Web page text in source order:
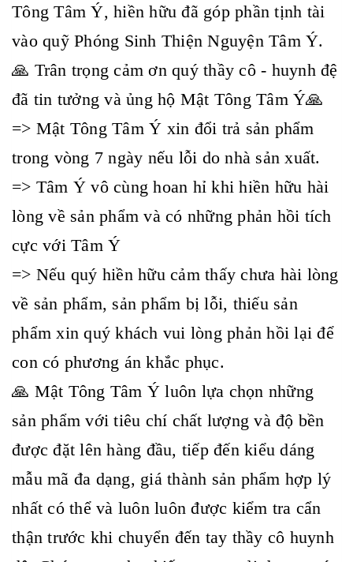
Tông Tâm Ý, hiền hữu đã góp phần tịnh tài
vào quỹ Phóng Sinh Thiện Nguyện Tâm Ý.
🙏 Trân trọng cảm ơn quý thầy cô - huynh đệ
đã tin tưởng và ủng hộ Mật Tông Tâm Ý🙏
=> Mật Tông Tâm Ý xin đổi trả sản phẩm
trong vòng 7 ngày nếu lỗi do nhà sản xuất.
=> Tâm Ý vô cùng hoan hỉ khi hiền hữu hài
lòng về sản phẩm và có những phản hồi tích
cực với Tâm Ý
=> Nếu quý hiền hữu cảm thấy chưa hài lòng
về sản phẩm, sản phẩm bị lỗi, thiếu sản
phẩm xin quý khách vui lòng phản hồi lại để
con có phương án khắc phục.
🙏 Mật Tông Tâm Ý luôn lựa chọn những
sản phẩm với tiêu chí chất lượng và độ bền
được đặt lên hàng đầu, tiếp đến kiểu dáng
mẫu mã đa dạng, giá thành sản phẩm hợp lý
nhất có thể và luôn luôn được kiểm tra cẩn
thận trước khi chuyển đến tay thầy cô huynh